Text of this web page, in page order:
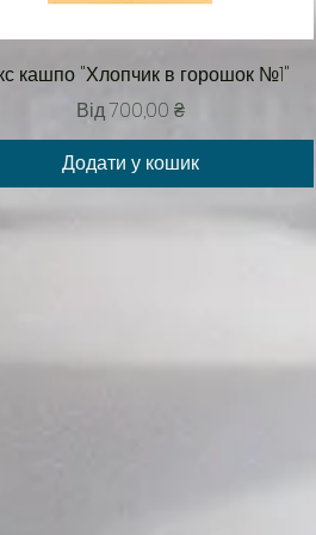
Швидкий перегляд
кашпо "Хлопчик в горошок №1"
Від700,00 ₴
За розпродажем
Додати у кошик